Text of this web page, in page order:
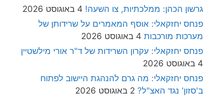
גרשון הכהן: ממלכתיות, צו השעה! 4 באוגוסט 2026
פנחס יחזקאלי: אוסף המאמרים על שרידותן של
מערכות מורכבות 4 באוגוסט 2026
פנחס יחזקאלי: עקרון השרידות של ד"ר אורי מילשטיין
4 באוגוסט 2026
פנחס יחזקאלי: מה גרם להנהגת היישוב לפתוח
ב'סזון' נגד האצ"ל? 2 באוגוסט 2026